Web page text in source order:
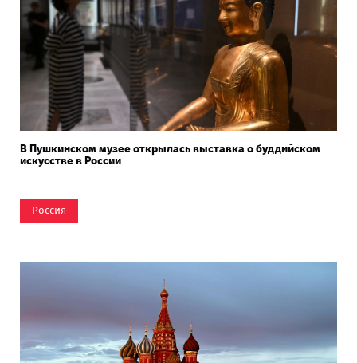
В Пушкинском музее открылась выставка о буддийском
искусстве в России
Россия